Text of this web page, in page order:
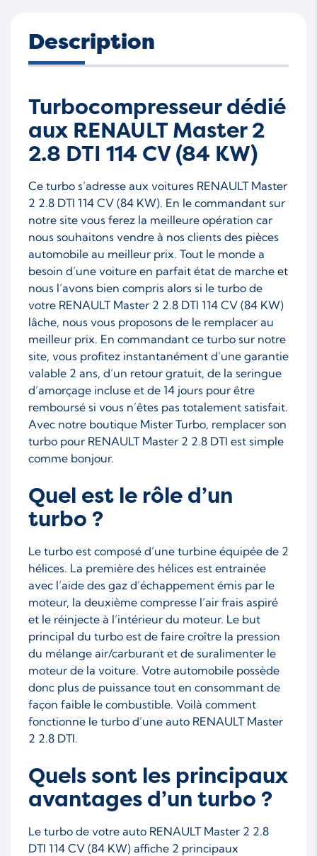
Description
Turbocompresseur dédié
aux RENAULT Master 2
2.8 DTI 114 CV (84 KW)
Ce turbo s’adresse aux voitures RENAULT Master
2 2.8 DTI 114 CV (84 KW). En le commandant sur
notre site vous ferez la meilleure opération car
nous souhaitons vendre à nos clients des pièces
automobile au meilleur prix. Tout le monde a
besoin d’une voiture en parfait état de marche et
nous l’avons bien compris alors si le turbo de
votre RENAULT Master 2 2.8 DTI 114 CV (84 KW)
lâche, nous vous proposons de le remplacer au
meilleur prix. En commandant ce turbo sur notre
site, vous profitez instantanément d’une garantie
valable 2 ans, d’un retour gratuit, de la seringue
d’amorçage incluse et de 14 jours pour être
remboursé si vous n’êtes pas totalement satisfait.
Avec notre boutique Mister Turbo, remplacer son
turbo pour RENAULT Master 2 2.8 DTI est simple
comme bonjour.
Quel est le rôle d’un
turbo ?
Le turbo est composé d’une turbine équipée de 2
hélices. La première des hélices est entrainée
avec l’aide des gaz d’échappement émis par le
moteur, la deuxième compresse l’air frais aspiré
et le réinjecte à l’intérieur du moteur. Le but
principal du turbo est de faire croître la pression
du mélange air/carburant et de suralimenter le
moteur de la voiture. Votre automobile possède
donc plus de puissance tout en consommant de
façon faible le combustible. Voilà comment
fonctionne le turbo d’une auto RENAULT Master
2 2.8 DTI.
Quels sont les principaux
avantages d’un turbo ?
Le turbo de votre auto RENAULT Master 2 2.8
DTI 114 CV (84 KW) affiche 2 principaux